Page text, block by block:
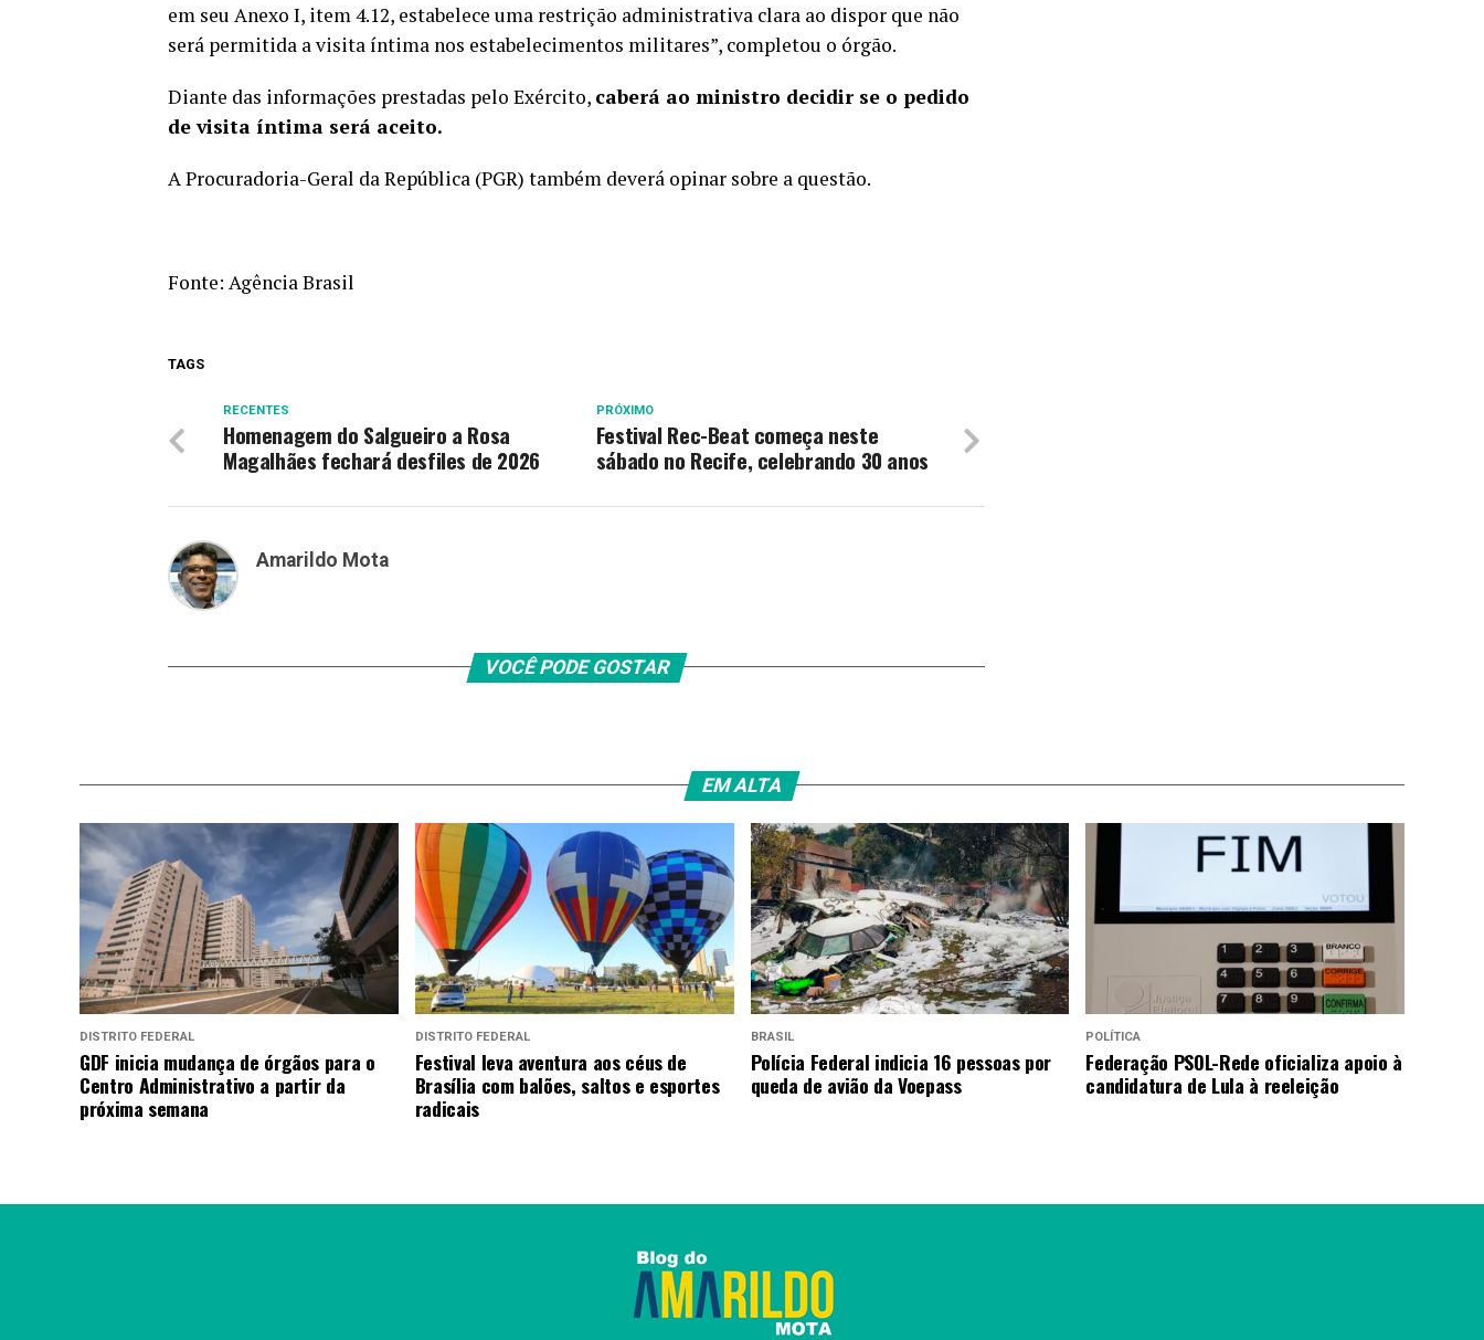
em seu Anexo I, item 4.12, estabelece uma restrição administrativa clara ao dispor que não
será permitida a visita íntima nos estabelecimentos militares”, completou o órgão.
Diante das informações prestadas pelo Exército, caberá ao ministro decidir se o pedido
de visita íntima será aceito.
A Procuradoria-Geral da República (PGR) também deverá opinar sobre a questão.
Fonte: Agência Brasil
TAGS
PRÓXIMO
Festival Rec-Beat começa neste
sábado no Recife, celebrando 30 anos
RECENTES
Homenagem do Salgueiro a Rosa
Magalhães fechará desfiles de 2026
Amarildo Mota
VOCÊ PODE GOSTAR
EM ALTA
DISTRITO FEDERAL
GDF inicia mudança de órgãos para o
Centro Administrativo a partir da
próxima semana
DISTRITO FEDERAL
Festival leva aventura aos céus de
Brasília com balões, saltos e esportes
radicais
BRASIL
Polícia Federal indicia 16 pessoas por
queda de avião da Voepass
POLÍTICA
Federação PSOL-Rede oficializa apoio à
candidatura de Lula à reeleição